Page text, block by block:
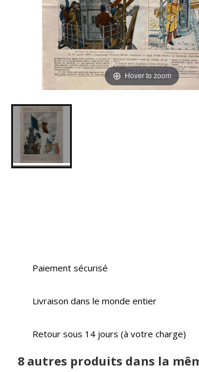
Hover to zoom
Paiement sécurisé
Livraison dans le monde entier
Retour sous 14 jours (à votre charge)
8 autres produits dans la